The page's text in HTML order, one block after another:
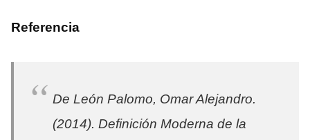
Referencia
De León Palomo, Omar Alejandro.
(2014). Definición Moderna de la